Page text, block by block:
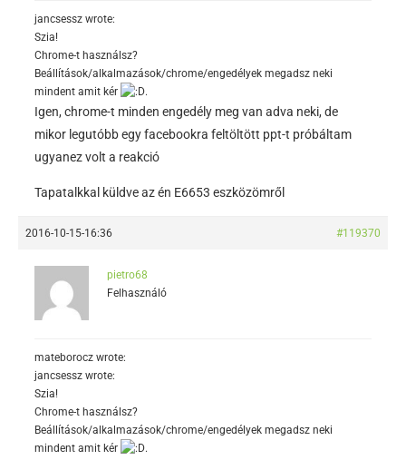
jancsessz wrote:
Szia!
Chrome-t használsz?
Beállítások/alkalmazások/chrome/engedélyek megadsz neki
mindent amit kér
.
Igen, chrome-t minden engedély meg van adva neki, de
mikor legutóbb egy facebookra feltöltött ppt-t próbáltam
ugyanez volt a reakció
Tapatalkkal küldve az én E6653 eszközömről
2016-10-15-16:36 #119370
pietro68
Felhasználó
mateborocz wrote:
jancsessz wrote:
Szia!
Chrome-t használsz?
Beállítások/alkalmazások/chrome/engedélyek megadsz neki
mindent amit kér
.